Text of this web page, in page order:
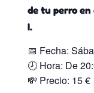
de tu perro en
I.
📅 Fecha:
🕗 Hora: De
💸 Precio: 15 €